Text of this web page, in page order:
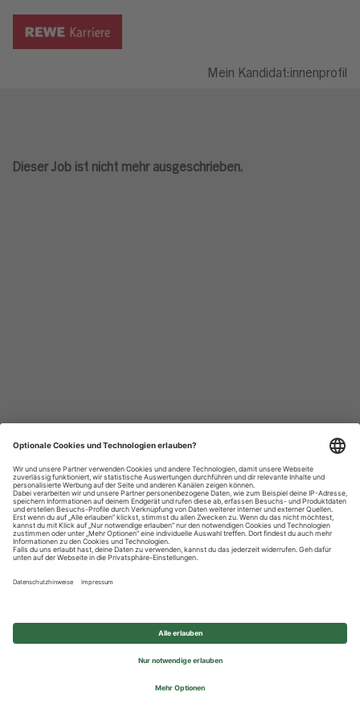
Mein Kandidat:innenprofil
Dieser Job ist nicht mehr ausgeschrieben.
Datenschutzhinweise
Impressum
Privatsphäre-Einstellungen
© 2026 REWE Group - All rights reserved